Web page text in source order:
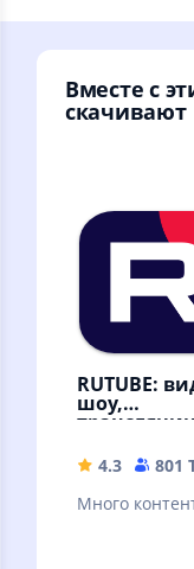
Вместе с
скачивают
RUTUBE:
шоу,
4.3 801
Много